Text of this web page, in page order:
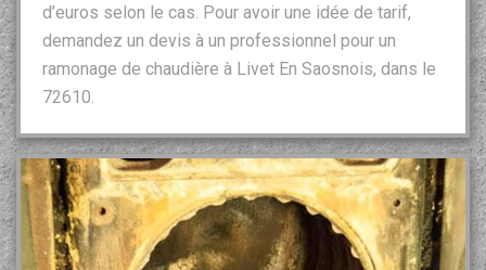
d’euros selon le cas. Pour avoir une idée de tarif,
demandez un devis à un professionnel pour un
ramonage de chaudière à Livet En Saosnois, dans le
72610.